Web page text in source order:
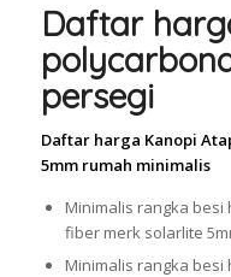
Daftar
persegi
Daftar harga Kanopi
5mm rumah minimalis
Minimalis rangka besi
fiber merk solarlite
Minimalis rangka besi